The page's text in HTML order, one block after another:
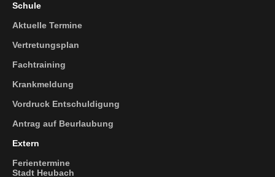
Schule
Aktuelle Termine
Vertretungsplan
Fachtraining
Krankmeldung
Vordruck Entschuldigung
Antrag auf Beurlaubung
Extern
Ferientermine
Stadt Heubach